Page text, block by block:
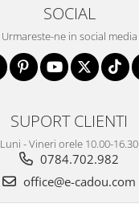
SOCIAL
Urmareste-ne in social media
SUPORT CLIENTI
Luni - Vineri orele 10.00-16.30
0784.702.982
office@e-cadou.com